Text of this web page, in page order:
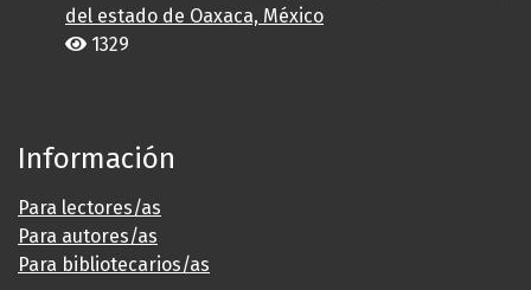
del estado de Oaxaca, México
1329
Información
Para lectores/as
Para autores/as
Para bibliotecarios/as